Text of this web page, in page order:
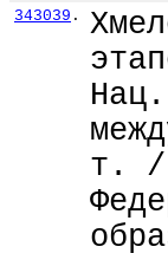
343039 .
т. /